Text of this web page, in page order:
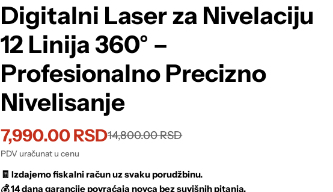
Digitalni Laser za Nivelaciju
12 Linija 360° –
Profesionalno Precizno
Nivelisanje
Sale
price
7,990.00 RSD
Regular
price
14,800.00 RSD
PDV uračunat u cenu
🧾Izdajemo fiskalni račun uz svaku porudžbinu.
💰14 dana garancije povraćaja novca bez suvišnih pitanja.